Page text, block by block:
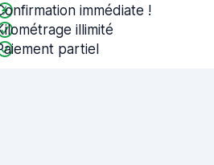
immédiate !
illimité
partiel